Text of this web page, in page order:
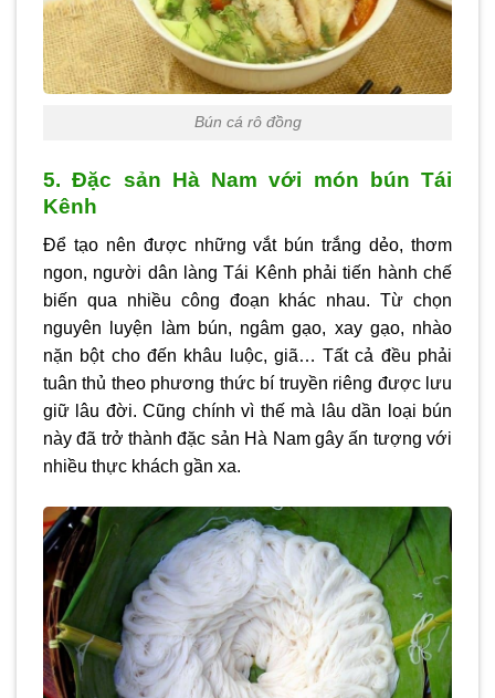
Bún cá rô đồng
5. Đặc sản Hà Nam với món bún Tái
Kênh
Để tạo nên được những vắt bún trắng dẻo, thơm
ngon, người dân làng Tái Kênh phải tiến hành chế
biến qua nhiều công đoạn khác nhau. Từ chọn
nguyên luyện làm bún, ngâm gạo, xay gạo, nhào
nặn bột cho đến khâu luộc, giã… Tất cả đều phải
tuân thủ theo phương thức bí truyền riêng được lưu
giữ lâu đời. Cũng chính vì thế mà lâu dần loại bún
này đã trở thành đặc sản Hà Nam gây ấn tượng với
nhiều thực khách gần xa.